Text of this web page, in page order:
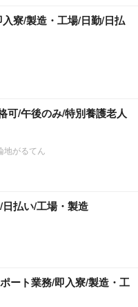
寮/製造・工場/日勤/日払
可/午後のみ/特別養護老人
地がるてん
払い/工場・製造
ート業務/即入寮/製造・工